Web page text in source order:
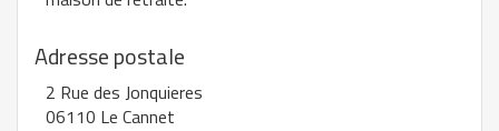
Adresse postale
2 Rue des Jonquieres
06110 Le Cannet